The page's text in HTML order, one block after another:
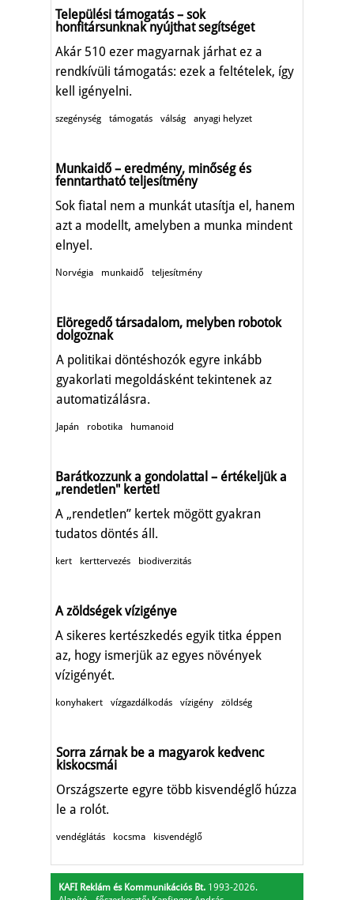
Települési támogatás – sok
honfitársunknak nyújthat segítséget
Akár 510 ezer magyarnak járhat ez a
rendkívüli támogatás: ezek a feltételek, így
kell igényelni.
szegénység támogatás válság anyagi helyzet
Munkaidő – eredmény, minőség és
fenntartható teljesítmény
Sok fiatal nem a munkát utasítja el, hanem
azt a modellt, amelyben a munka mindent
elnyel.
Norvégia munkaidő teljesítmény
Elöregedő társadalom, melyben robotok
dolgoznak
A politikai döntéshozók egyre inkább
gyakorlati megoldásként tekintenek az
automatizálásra.
Japán robotika humanoid
Barátkozzunk a gondolattal – értékeljük a
„rendetlen" kertet!
A „rendetlen” kertek mögött gyakran
tudatos döntés áll.
kert kerttervezés biodiverzitás
A zöldségek vízigénye
A sikeres kertészkedés egyik titka éppen
az, hogy ismerjük az egyes növények
vízigényét.
konyhakert vízgazdálkodás vízigény zöldség
Sorra zárnak be a magyarok kedvenc
kiskocsmái
Országszerte egyre több kisvendéglő húzza
le a rolót.
vendéglátás kocsma kisvendéglő
KAFI Reklám és Kommunikációs Bt. 1993-2026.